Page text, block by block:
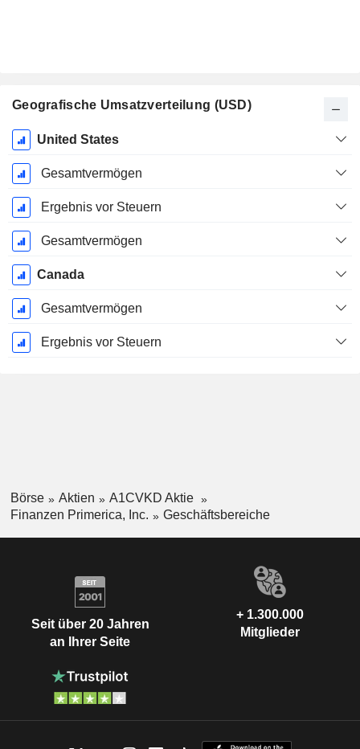
Geografische Umsatzverteilung (USD)
Ende d.
Geschäftsjahres:
Dezember
United States
Gesamtvermögen
Ergebnis vor Steuern
Gesamtvermögen
Canada
Gesamtvermögen
Ergebnis vor Steuern
Börse Aktien
A1CVKD Aktie
Finanzen Primerica, Inc.
Geschäftsbereiche
Seit über 20 Jahren
an Ihrer Seite
+ 1.300.000
Mitglieder